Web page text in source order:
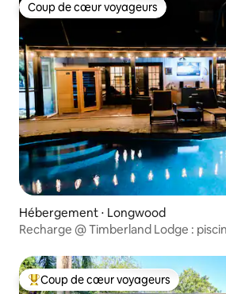
Sanford à seulement 5-7 minutes en
voiture.
Coup de cœur voyageurs
Coup de cœur voyageurs
Hébergement ⋅ Longwood
Coups de cœur voyageurs les plus
Coup de cœur voyageurs